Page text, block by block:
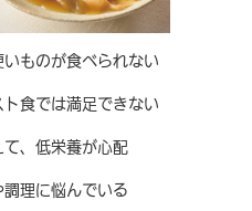
ものが食べられない
食では満足できない
、低栄養が心配
理に悩んでいる